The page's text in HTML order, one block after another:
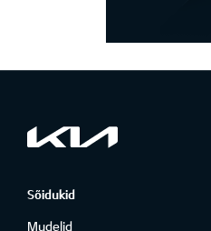
Sõidukid
Mudelid